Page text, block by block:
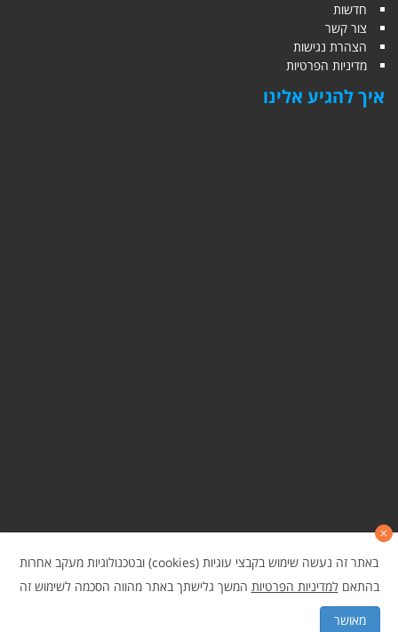
חדשות
צור קשר
הצהרת נגישות
מדיניות הפרטיות
איך להגיע אלינו
באתר זה נעשה שימוש בקבצי עוגיות (cookies) ובטכנולוגיות מעקב אחרות
בהתאםלמדיניות הפרטיות המשך גלישתך באתר מהווה הסכמה לשימוש זה
מאושרגלילה